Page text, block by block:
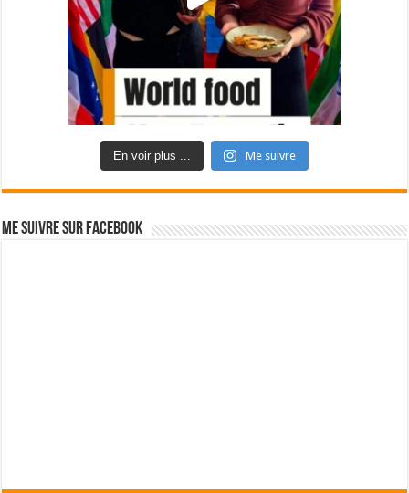
En voir plus ... Me suivre
Me suivre sur Facebook